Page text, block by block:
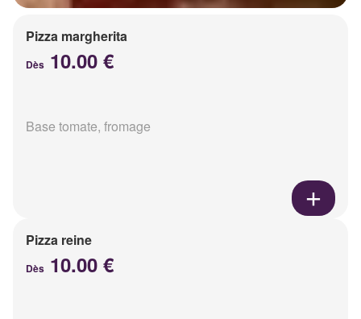
Pizza margherita
Dès 10.00 €
Base tomate, fromage
Pizza reine
Dès 10.00 €